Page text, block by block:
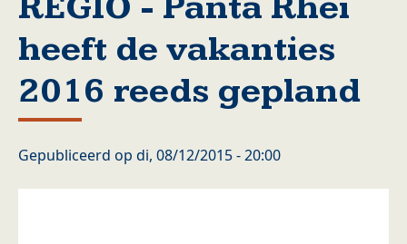
heeft de vakanties
2016 reeds gepland
Gepubliceerd op di, 08/12/2015 - 20:00